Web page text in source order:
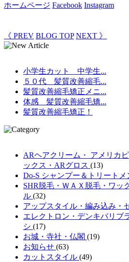
ホームページ Facebook Instagram
《 PREV BLOG TOP NEXT 》
小学生カット 中学生...
５０代 髪質改善縮毛...
髪質改善縮毛矯正メニ...
体感 髪質改善縮毛矯...
髪質改善縮毛矯正！
ARヘアクリーム・ アメリカ
ックス・ARグロス (13)
Do-S シャンプー＆トリートメ
SHR脱毛・ＷＡＸ脱毛・ワッ
ル (32)
アップスタイル・編み込み・
エレクトロン・デンキバリブ
シ (17)
お城・寺社・仏閣 (19)
お知らせ (63)
カットスタイル (49)